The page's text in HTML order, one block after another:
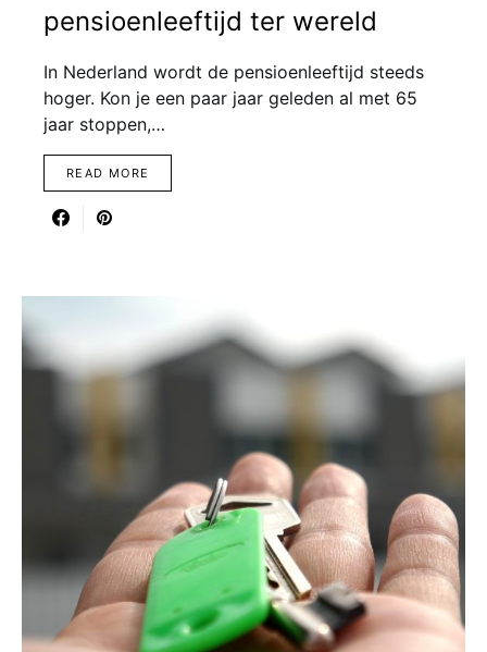
pensioenleeftijd ter wereld
In Nederland wordt de pensioenleeftijd steeds
hoger. Kon je een paar jaar geleden al met 65
jaar stoppen,…
READ MORE